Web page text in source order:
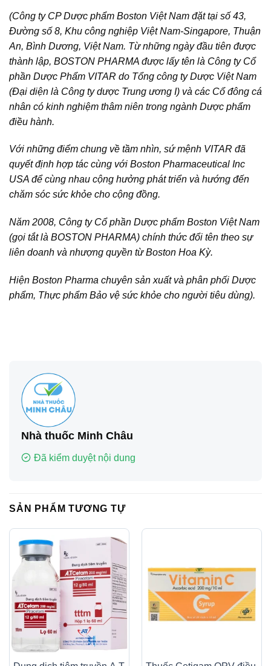
(Công ty CP Dược phẩm Boston Việt Nam đặt tại số 43,
Đường số 8, Khu công nghiệp Việt Nam-Singapore, Thuận
An, Bình Dương, Việt Nam. Từ những ngày đầu tiên được
thành lập, BOSTON PHARMA được lấy tên là Công ty Cổ
phần Dược Phẩm VITAR do Tổng công ty Dược Việt Nam
(Đại diện là Công ty dược Trung ương I) và các Cổ đông cá
nhân có kinh nghiệm thâm niên trong ngành Dược phẩm
điều hành.
Với những điểm chung về tầm nhìn, sứ mệnh VITAR đã
quyết định hợp tác cùng với Boston Pharmaceutical Inc
USA để cùng nhau cộng hưởng phát triển và hướng đến
chăm sóc sức khỏe cho cộng đồng.
Năm 2008, Công ty Cổ phần Dược phẩm Boston Việt Nam
(gọi tắt là BOSTON PHARMA) chính thức đổi tên theo sự
liên doanh và nhượng quyền từ Boston Hoa Kỳ.
Hiện Boston Pharma chuyên sản xuất và phân phối Dược
phẩm, Thực phẩm Bảo vệ sức khỏe cho người tiêu dùng).
Nhà thuốc Minh Châu
Đã kiểm duyệt nội dung
SẢN PHẨM TƯƠNG TỰ